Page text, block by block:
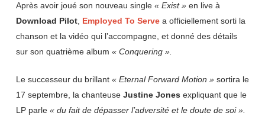
Après avoir joué son nouveau single « Exist »en live à
Download Pilot, Employed To Serve a officiellement sorti la
chanson et la vidéo qui l’accompagne, et donné des détails
sur son quatrième album « Conquering ».
Le successeur du brillant « Eternal Forward Motion »sortira le
17 septembre, la chanteuse Justine Jones expliquant que le
LP parle « du fait de dépasser l’adversité et le doute de soi ».